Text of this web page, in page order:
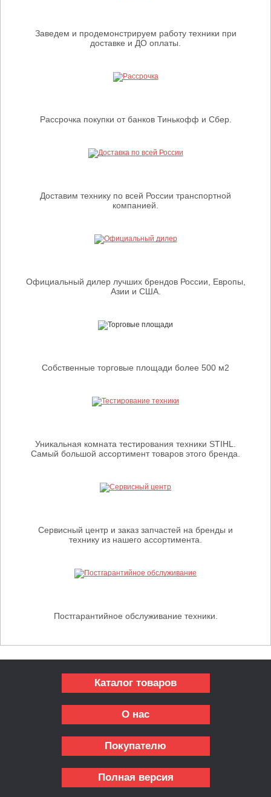
Заведем и продемонстрируем работу техники при
доставке и ДО оплаты.
Рассрочка покупки от банков Тинькофф и Сбер.
Доставим технику по всей России транспортной
компанией.
Официальный дилер лучших брендов России, Европы,
Азии и США.
Собственные торговые площади более 500 м2
Уникальная комната тестирования техники STIHL.
Самый большой ассортимент товаров этого бренда.
Сервисный центр и заказ запчастей на бренды и
технику из нашего ассортимента.
Постгарантийное обслуживание техники.
Каталог товаров
О нас
Покупателю
Полная версия